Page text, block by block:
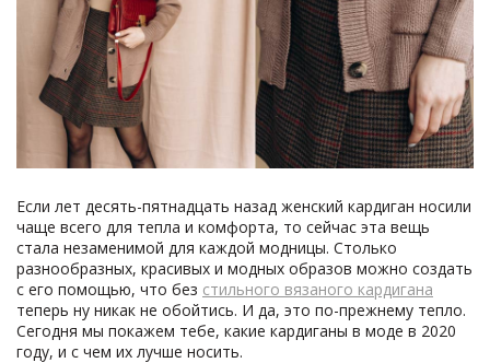
Если лет десять-пятнадцать назад женский кардиган носили
чаще всего для тепла и комфорта, то сейчас эта вещь
стала незаменимой для каждой модницы. Столько
разнообразных, красивых и модных образов можно создать
с его помощью, что без стильного вязаного кардигана
теперь ну никак не обойтись. И да, это по-прежнему тепло.
Сегодня мы покажем тебе, какие кардиганы в моде в 2020
году, и с чем их лучше носить.